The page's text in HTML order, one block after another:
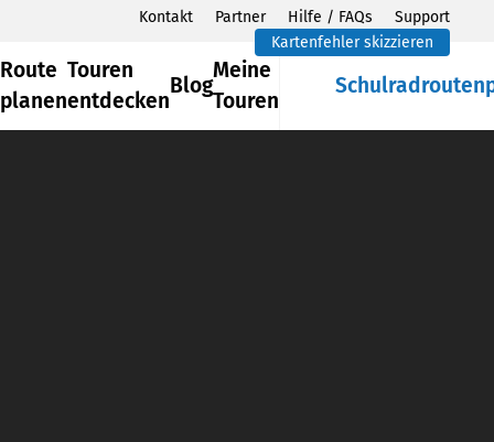
Kontakt Partner Hilfe / FAQs
Support
Kartenfehler skizzieren
Route
planen
Touren
entdecken
Blog
Meine
Touren